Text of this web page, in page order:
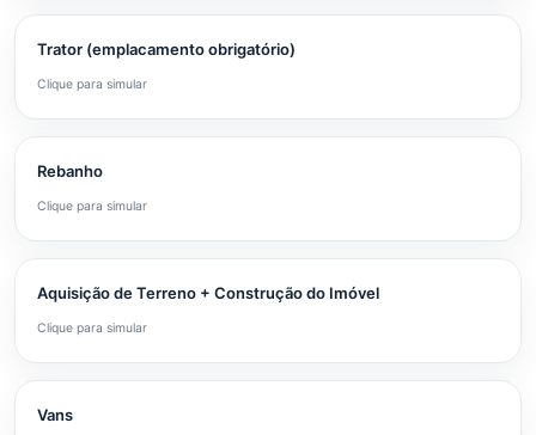
Trator (emplacamento obrigatório)
Clique para simular
Rebanho
Clique para simular
Aquisição de Terreno + Construção do Imóvel
Clique para simular
Vans